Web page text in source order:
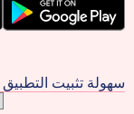
سهولة تثبيت